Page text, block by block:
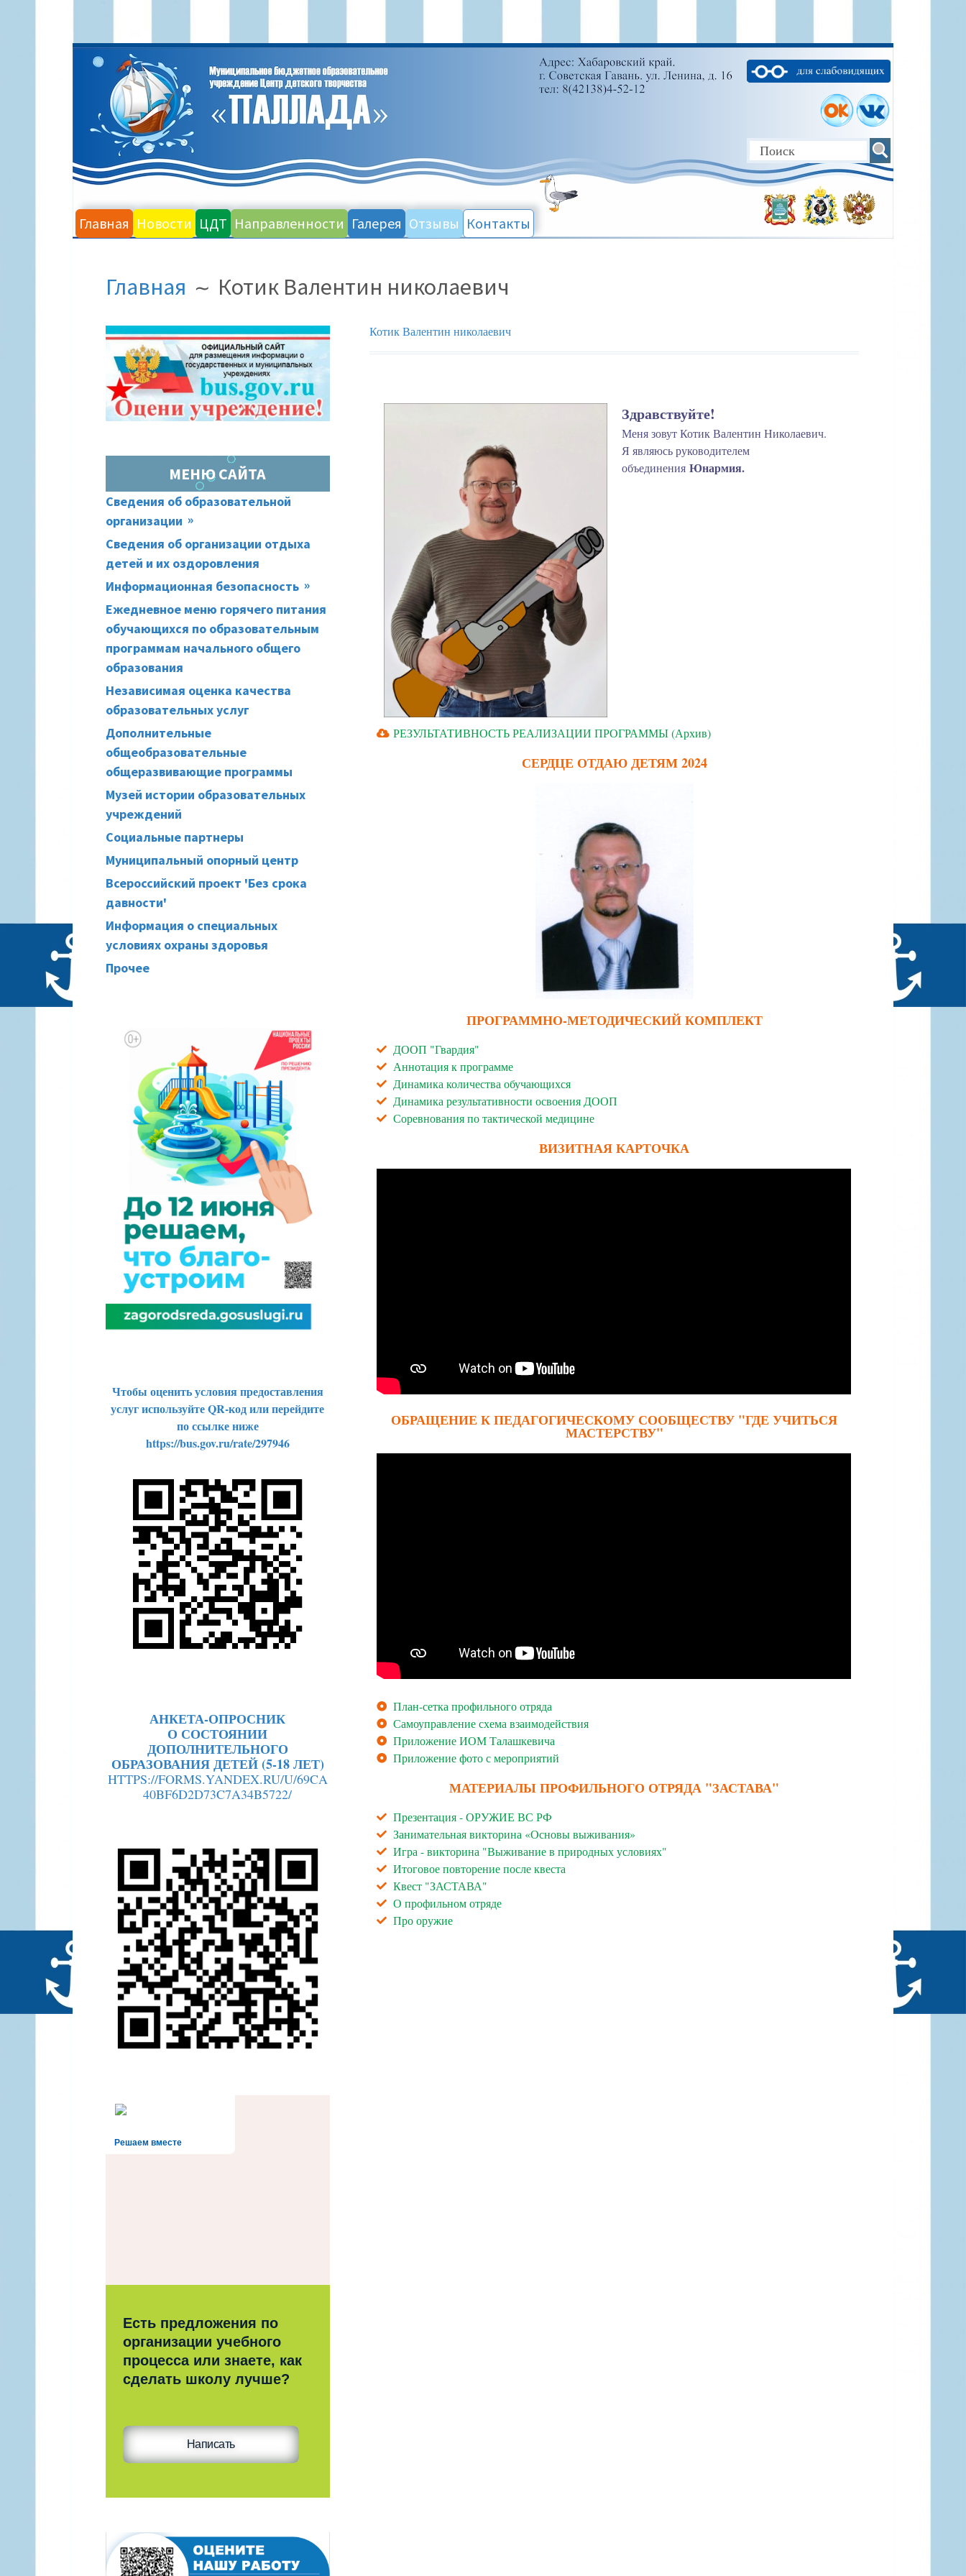
Главная Новости ЦДТ Направленности Галерея Отзывы Контакты
Главная Котик Валентин николаевич
Котик Валентин николаевич
Здравствуйте!
Меня зовут Котик Валентин Николаевич.
Я являюсь руководителем
объединения Юнармия.
РЕЗУЛЬТАТИВНОСТЬ РЕАЛИЗАЦИИ ПРОГРАММЫ (Архив)
СЕРДЦЕ ОТДАЮ ДЕТЯМ 2024
ПРОГРАММНО-МЕТОДИЧЕСКИЙ КОМПЛЕКТ
ДООП "Гвардия"
Аннотация к программе
Динамика количества обучающихся
Динамика результативности освоения ДООП
Соревнования по тактической медицине
ВИЗИТНАЯ КАРТОЧКА
ОБРАЩЕНИЕ К ПЕДАГОГИЧЕСКОМУ СООБЩЕСТВУ "ГДЕ УЧИТЬСЯ
МАСТЕРСТВУ"
План-сетка профильного отряда
Самоуправление схема взаимодействия
Приложение ИОМ Талашкевича
Приложение фото с мероприятий
МАТЕРИАЛЫ ПРОФИЛЬНОГО ОТРЯДА "ЗАСТАВА"
Презентация - ОРУЖИЕ ВС РФ
Занимательная викторина «Основы выживания»
Игра - викторина "Выживание в природных условиях"
Итоговое повторение после квеста
Квест "ЗАСТАВА"
О профильном отряде
Про оружие
МЕНЮ САЙТА
Сведения об образовательной
организации
Сведения об организации отдыха
детей и их оздоровления
Информационная безопасность
Ежедневное меню горячего питания
обучающихся по образовательным
программам начального общего
образования
Независимая оценка качества
образовательных услуг
Дополнительные
общеобразовательные
общеразвивающие программы
Музей истории образовательных
учреждений
Социальные партнеры
Муниципальный опорный центр
Всероссийский проект 'Без срока
давности'
Информация о специальных
условиях охраны здоровья
Прочее
Чтобы оценить условия предоставления
услуг используйте QR-код или перейдите
по ссылке ниже
https://bus.gov.ru/rate/297946
АНКЕТА-ОПРОСНИК
О СОСТОЯНИИ
ДОПОЛНИТЕЛЬНОГО
ОБРАЗОВАНИЯ ДЕТЕЙ (5-18 ЛЕТ)
HTTPS://FORMS.YANDEX.RU/U/69CA
40BF6D2D73C7A34B5722/
Решаем вместе
Есть предложения по
организации учебного
процесса или знаете, как
сделать школу лучше?
Написать